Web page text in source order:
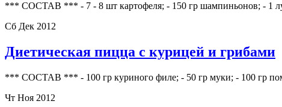
*** СОСТАВ *** - 7 - 8 шт картофеля; - 150 гр шампиньонов; - 1
Сб Дек 2012
Диетическая пицца с курицей и грибами
*** СОСТАВ *** - 100 гр куриного филе; - 50 гр муки; - 100 гр
Чт Ноя 2012